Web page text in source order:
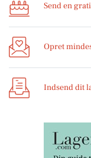
Send en
Opret
Indsend dit